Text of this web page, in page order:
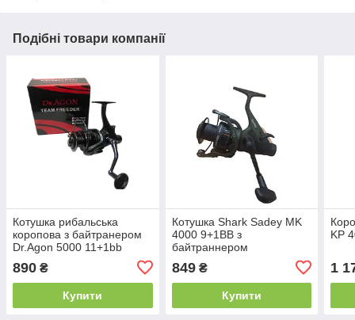
Подібні товари компанії
Котушка рибальська
коропова з байтранером
Dr.Agon 5000 11+1bb
890 ₴
Купити
Котушка Shark Sadey MK
4000 9+1BB з
байтраннером
849₴
Купити
KP
1